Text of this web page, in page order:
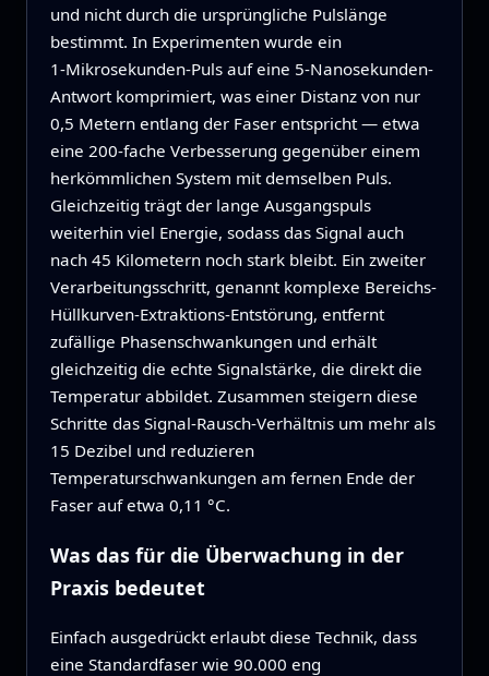
und nicht durch die ursprüngliche Pulslänge
bestimmt. In Experimenten wurde ein
1‑Mikrosekunden-Puls auf eine 5‑Nanosekunden-
Antwort komprimiert, was einer Distanz von nur
0,5 Metern entlang der Faser entspricht — etwa
eine 200‑fache Verbesserung gegenüber einem
herkömmlichen System mit demselben Puls.
Gleichzeitig trägt der lange Ausgangspuls
weiterhin viel Energie, sodass das Signal auch
nach 45 Kilometern noch stark bleibt. Ein zweiter
Verarbeitungsschritt, genannt komplexe Bereichs-
Hüllkurven-Extraktions-Entstörung, entfernt
zufällige Phasenschwankungen und erhält
gleichzeitig die echte Signalstärke, die direkt die
Temperatur abbildet. Zusammen steigern diese
Schritte das Signal-Rausch-Verhältnis um mehr als
15 Dezibel und reduzieren
Temperaturschwankungen am fernen Ende der
Faser auf etwa 0,11 °C.
Was das für die Überwachung in der
Praxis bedeutet
Einfach ausgedrückt erlaubt diese Technik, dass
eine Standardfaser wie 90.000 eng